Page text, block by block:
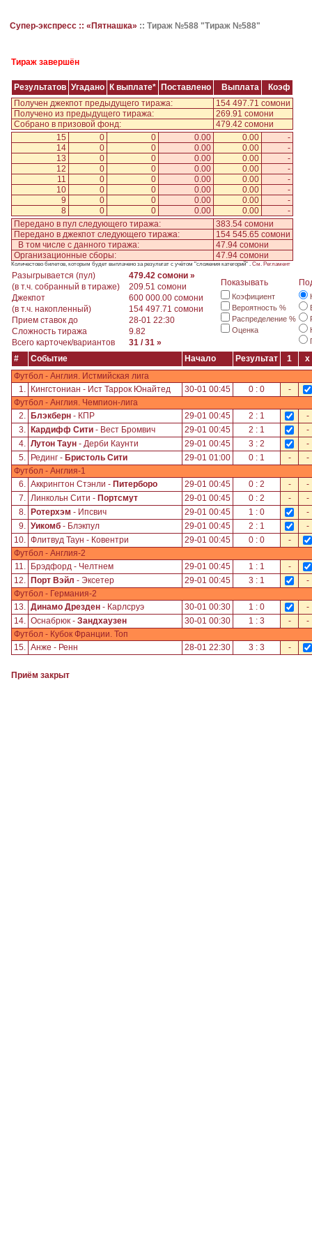
Супер-экспресс :: «Пятнашка» :: Тираж №588 "Тираж №588"
Тираж завершён
Результатов Угадано К выплате* Поставлено Выплата
Коэф
Получен джекпот предыдущего тиража:
154 497.71 сомони
Получено из предыдущего тиража:
269.91 сомони
Собрано в призовой фонд:
479.42 сомони
15
0 0 0.00 0.00
-
14
0 0 0.00 0.00
-
13
0 0 0.00 0.00
-
12
0 0 0.00 0.00
-
11
0 0 0.00 0.00
-
10
0 0 0.00 0.00
-
9
0 0 0.00 0.00
-
8
0 0 0.00 0.00
-
Передано в пул следующего тиража:
383.54 сомони
Передано в джекпот следующего тиража:
154 545.65 сомони
В том числе с данного тиража:
47.94 сомони
Организационные сборы:
47.94 сомони
Количестово билетов, которым будет выплачено за результат с учётом "сложения категорий" . См. Регламент
Разыгрывается (пул)
479.42 сомони »
(в т.ч. собранный в тираже)
209.51 сомони
Джекпот
600 000.00 сомони
(в т.ч. накопленный)
154 497.71 сомони
Прием ставок до
28-01 22:30
Сложность тиража
9.82
Всего карточек/вариантов
31 / 31 »
Показывать
Коэфициент
Вероятность %
Распределение %
Оценка
# Событие Начало Результат 1
x
Футбол - Англия. Истмийская лига
1.
Кингстониан - Ист Таррок Юнайтед 30-01 00:45 0 : 0
-
Футбол - Англия. Чемпион-лига
2.
Блэкберн - КПР 29-01 00:45 2 : 1
-
3.
Кардифф Сити - Вест Бромвич 29-01 00:45 2 : 1
-
4. Лутон Таун - Дерби Каунти 29-01 00:45 3 : 2
-
5.
Рединг - Бристоль Сити 29-01 01:00 0 : 1 -
-
Футбол - Англия-1
6. Аккрингтон Стэнли - Питерборо 29-01 00:45 0 : 2 -
-
7. Линкольн Сити - Портсмут 29-01 00:45 0 : 2 -
-
8.
Ротерхэм - Ипсвич 29-01 00:45 1 : 0
-
9. Уикомб - Блэкпул 29-01 00:45 2 : 1
-
10. Флитвуд Таун - Ковентри 29-01 00:45 0 : 0
-
Футбол - Англия-2
11.
Брэдфорд - Челтнем 29-01 00:45 1 : 1
-
12.
Порт Вэйл - Эксетер 29-01 00:45 3 : 1
-
Футбол - Германия-2
13. Динамо Дрезден - Карлсруэ 30-01 00:30 1 : 0
-
14. Оснабрюк - Зандхаузен 30-01 00:30 1 : 3 -
-
Футбол - Кубок Франции. Топ
15. Анже - Ренн 28-01 22:30 3 : 3 -
Приём закрыт